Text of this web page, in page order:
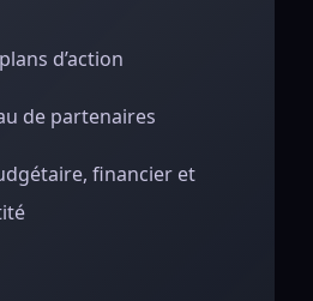
d’action
de partenaires
financier et